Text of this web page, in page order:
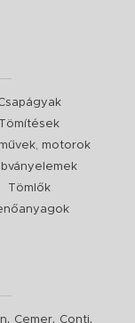
Tömítések
motorok
Tömlők
, Cemer, Conti,